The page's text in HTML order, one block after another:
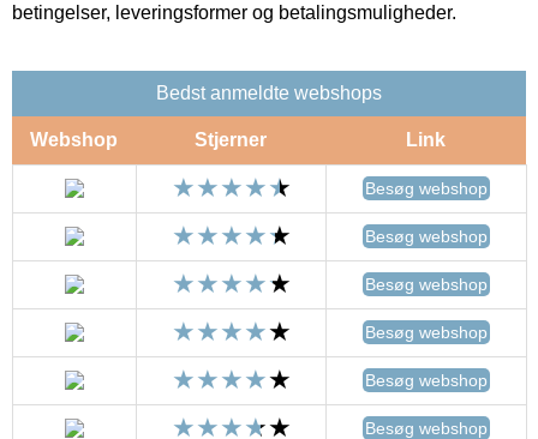
betingelser, leveringsformer og betalingsmuligheder.
Bedst anmeldte webshops
Webshop Stjerner Link
Besøg webshop
Besøg webshop
Besøg webshop
Besøg webshop
Besøg webshop
Besøg webshop